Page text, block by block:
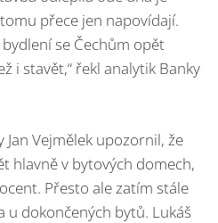
přece jen napovídají.
se Čechům opět
i stavět,“ řekl analytik Banky
Vejmělek upozornil, že
hlavně v bytových domech,
Přesto ale zatím stále
u dokončených bytů. Lukáš